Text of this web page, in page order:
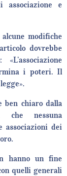
e
modifiche
dovrebbe
i poteri. Il
ben chiaro dalla
che nessuna
associazioni dei
hanno un fine
quelli generali